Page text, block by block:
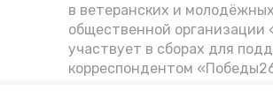
в ветеранских и
общественной организации
участвует в сборах для
корреспондентом
ветеран рассказал о